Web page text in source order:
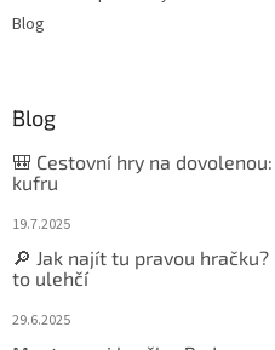
Blog
Blog
🎒 Cestovní hry na
kufru
19.7.2025
🔎 Jak najít tu pravou
to ulehčí
29.6.2025